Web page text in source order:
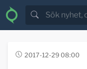
2017-12-29 08:00